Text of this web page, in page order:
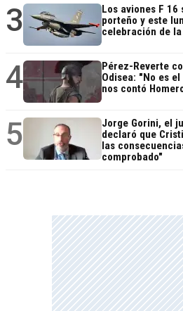
3
Los aviones F
porteño y este
celebración de
4
Pérez-Reverte
Odisea: "No es
nos contó
5
Jorge Gorini, el
declaró que
las
comprobado"